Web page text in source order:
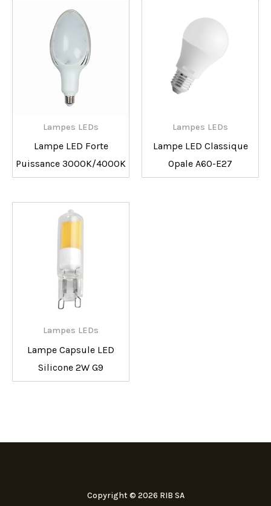
Lampes LEDs
Lampe LED Forte
Puissance 3000K/4000K
Lampes LEDs
Lampe LED Classique
Opale A60-E27
Lampes LEDs
Lampe Capsule LED
Silicone 2W G9
Copyright © 2026 RIB SA